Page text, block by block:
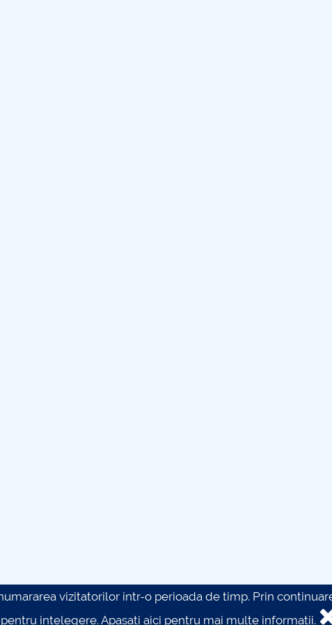
vizitatorilor intr-o perioada de timp. Prin
intelegere.Apasati aici pentru mai multe informatii.